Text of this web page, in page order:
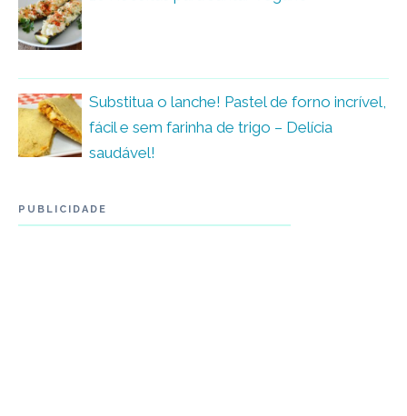
Substitua o lanche! Pastel de forno incrível,
fácil e sem farinha de trigo – Delícia
saudável!
PUBLICIDADE